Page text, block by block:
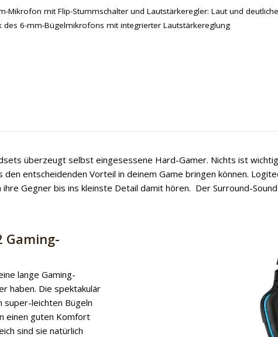
Mikrofon mit Flip-Stummschalter und Lautstärkeregler: Laut und
des 6-mm-Bügelmikrofons mit integrierter Lautstärkereglung
überzeugt selbst eingesessene Hard-Gamer. Nichts ist
entscheidenden Vorteil in deinem Game bringen können.
Gegner bis ins kleinste Detail damit hören. Der Surround-
Gaming-
lange Gaming-
haben. Die spektakulär
leichten Bügeln
einen guten Komfort
sind sie natürlich